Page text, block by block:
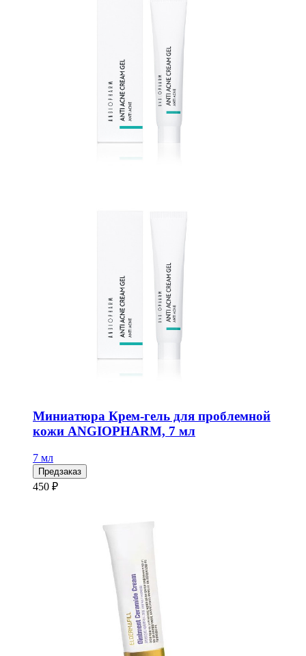
Миниатюра Крем-гель для проблемной
кожи ANGIOPHARM, 7 мл
7 мл
Предзаказ
450 ₽